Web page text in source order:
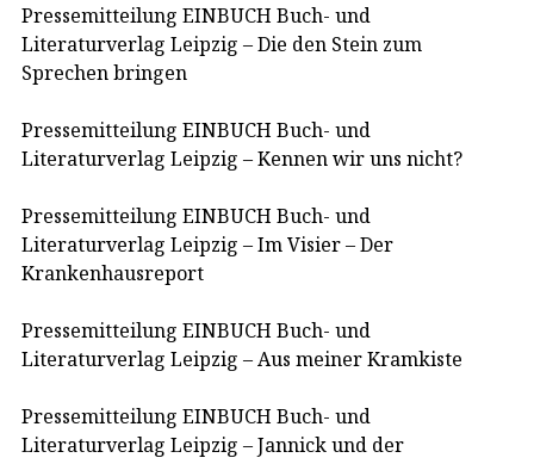
Pressemitteilung EINBUCH Buch- und
Literaturverlag Leipzig – Die den Stein zum
Sprechen bringen
Pressemitteilung EINBUCH Buch- und
Literaturverlag Leipzig – Kennen wir uns nicht?
Pressemitteilung EINBUCH Buch- und
Literaturverlag Leipzig – Im Visier – Der
Krankenhausreport
Pressemitteilung EINBUCH Buch- und
Literaturverlag Leipzig – Aus meiner Kramkiste
Pressemitteilung EINBUCH Buch- und
Literaturverlag Leipzig – Jannick und der